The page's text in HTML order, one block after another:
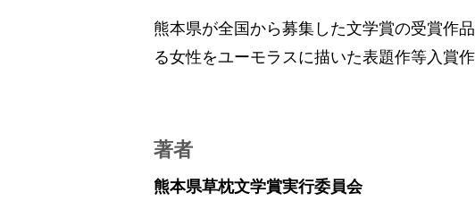
熊本県が全国から募集した文学賞の受賞作
る女性をユーモラスに描いた表題作等入賞
著者
熊本県草枕文学賞実行委員会